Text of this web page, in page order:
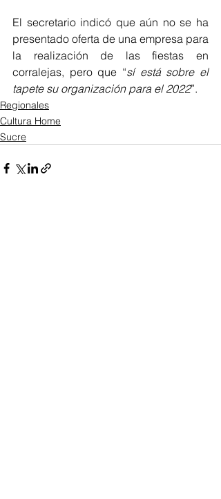
El secretario indicó que aún no se ha
presentado oferta de una empresa para
la realización de las fiestas en
corralejas, pero que “sí está sobre el
tapete su organización para el 2022”.
Regionales
Cultura Home
Sucre